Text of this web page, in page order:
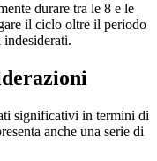
durare tra le 8 e le
il ciclo oltre il periodo
significativi in termini di
anche una serie di